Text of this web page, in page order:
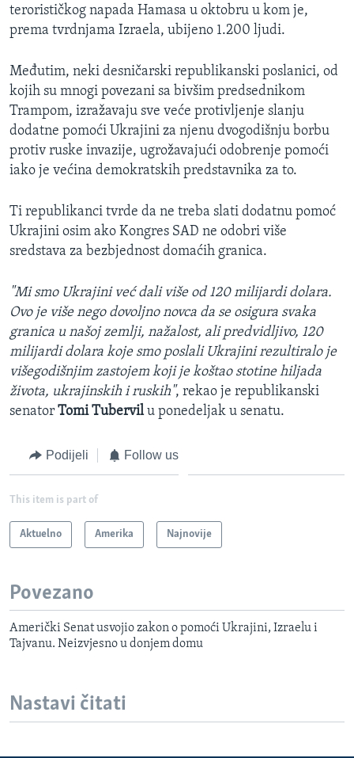
terorističkog napada Hamasa u oktobru u kom je,
prema tvrdnjama Izraela, ubijeno 1.200 ljudi.
Međutim, neki desničarski republikanski poslanici, od
kojih su mnogi povezani sa bivšim predsednikom
Trampom, izražavaju sve veće protivljenje slanju
dodatne pomoći Ukrajini za njenu dvogodišnju borbu
protiv ruske invazije, ugrožavajući odobrenje pomoći
iako je većina demokratskih predstavnika za to.
Ti republikanci tvrde da ne treba slati dodatnu pomoć
Ukrajini osim ako Kongres SAD ne odobri više
sredstava za bezbjednost domaćih granica.
"Mi smo Ukrajini već dali više od 120 milijardi dolara.
Ovo je više nego dovoljno novca da se osigura svaka
granica u našoj zemlji, nažalost, ali predvidljivo, 120
milijardi dolara koje smo poslali Ukrajini rezultiralo je
višegodišnjim zastojem koji je koštao stotine hiljada
života, ukrajinskih i ruskih", rekao je republikanski
senator Tomi Tubervilu ponedeljak u senatu.
Podijeli Follow us
This item is part of
Aktuelno Amerika Najnovije
Povezano
Američki Senat usvojio zakon o pomoći Ukrajini, Izraelu i
Tajvanu. Neizvjesno u donjem domu
Nastavi čitati